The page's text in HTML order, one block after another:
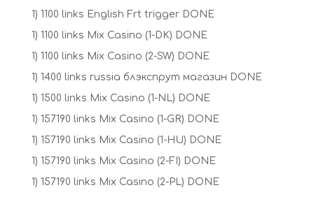
1) 1100 links English Frt trigger DONE
1) 1100 links Mix Casino (1-DK) DONE
1) 1100 links Mix Casino (2-SW) DONE
1) 1400 links russia блэкспрут магазин DONE
1) 1500 links Mix Casino (1-NL) DONE
1) 157190 links Mix Casino (1-GR) DONE
1) 157190 links Mix Casino (1-HU) DONE
1) 157190 links Mix Casino (2-FI) DONE
1) 157190 links Mix Casino (2-PL) DONE